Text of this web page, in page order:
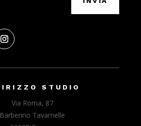
STUDIO
Via Roma, 87
Barberino Tavarnelle